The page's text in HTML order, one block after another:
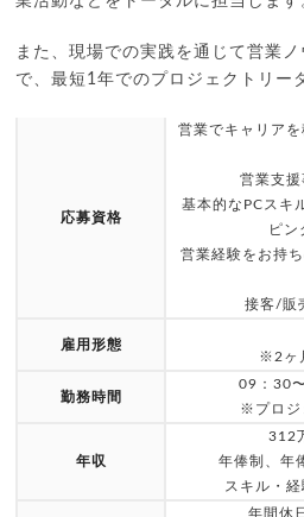
また、現場での実践を通じて営業
で、最短1年でのプロジェクトリー
応募資格
営業でキャリア
営業支
基本的なPCスキ
ピ
営業経験をお持
接客/販
雇用形態
※2ヶ
勤務時間
09：30
※プロジ
年収
312
年俸制、年
スキル・
年間休